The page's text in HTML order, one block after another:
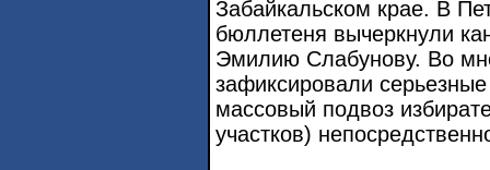
Забайкальском крае. В
бюллетеня вычеркнули
Эмилию Слабунову. Во
зафиксировали
массовый подвоз
участков)